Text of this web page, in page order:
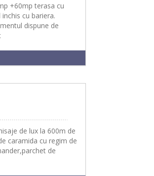
+60mp terasa cu
cu bariera.
dispune de
de lux la 600m de
caramida cu regim de
de